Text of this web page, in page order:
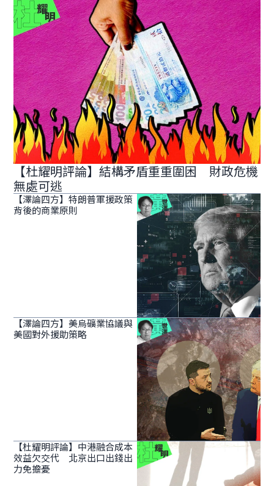
【杜耀明評論】結構矛盾重重圍困 財政危機
無處可逃
【澤論四方】特朗普軍援政策
背後的商業原則
【澤論四方】美烏礦業協議與
美國對外援助策略
【杜耀明評論】中港融合成本
效益欠交代 北京出口出錢出
力免擔憂